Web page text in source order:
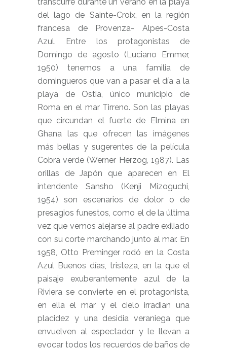
del lago de Sainte-Croix, en la región
francesa de Provenza- Alpes-Costa
Azul. Entre los protagonistas de
Domingo de agosto (Luciano Emmer,
1950) tenemos a una familia de
domingueros que van a pasar el día a la
playa de Ostia, único municipio de
Roma en el mar Tirreno. Son las playas
que circundan el fuerte de Elmina en
Ghana las que ofrecen las imágenes
más bellas y sugerentes de la película
Cobra verde (Werner Herzog, 1987). Las
orillas de Japón que aparecen en El
intendente Sansho (Kenji Mizoguchi,
1954) son escenarios de dolor o de
presagios funestos, como el de la última
vez que vemos alejarse al padre exiliado
con su corte marchando junto al mar. En
1958, Otto Preminger rodó en la Costa
Azul Buenos días, tristeza, en la que el
paisaje exuberantemente azul de la
Riviera se convierte en el protagonista,
en ella el mar y el cielo irradian una
placidez y una desidia veraniega que
envuelven al espectador y le llevan a
evocar todos los recuerdos de baños de